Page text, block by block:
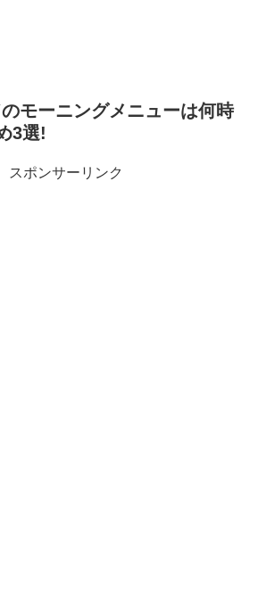
モーニングメニューは何時
3選!
スポンサーリンク